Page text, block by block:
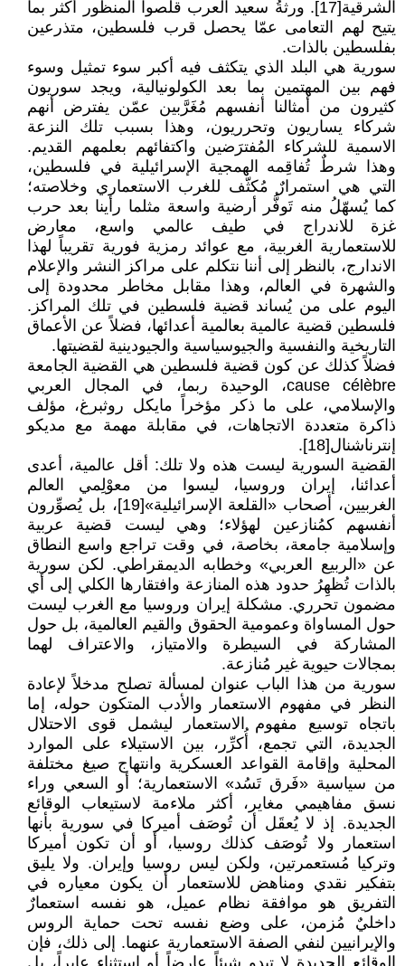
الشرقية[17]. ورثةُ سعيد العرب قلَّصوا المنظور أكثر بما
يتيح لهم التعامى عمّا يحصل قرب فلسطين، متذرعين
بفلسطين بالذات.
سورية هي البلد الذي يتكثف فيه أكبر سوء تمثيل وسوء
فهم بين المهتمين بما بعد الكولونيالية، ويجد سوريون
كثيرون من أمثالنا أنفسهم مُغَرَّبين عمّن يفترض أنهم
شركاء يساريون وتحرريون، وهذا بسبب تلك النزعة
الاسمية للشركاء المُفترَضين واكتفائهم بعلمهم القديم.
وهذا شرطٌ تُفاقِمه الهمجية الإسرائيلية في فلسطين،
التي هي استمرارٌ مُكثّف للغرب الاستعماري وخلاصته؛
كما يُسهّلُ منه تَوفُّر أرضية واسعة مثلما رأينا بعد حرب
غزة للاندراج في طيف عالمي واسع، معارض
للاستعمارية الغربية، مع عوائد رمزية فورية تقريباً لهذا
الاندارج، بالنظر إلى أننا نتكلم على مراكز النشر والإعلام
والشهرة في العالم، وهذا مقابل مخاطر محدودة إلى
اليوم على من يُساند قضية فلسطين في تلك المراكز.
فلسطين قضية عالمية بعالمية أعدائها، فضلاً عن الأعماق
التاريخية والنفسية والجيوسياسية والجيودينية لقضيتها.
فضلاً كذلك عن كون قضية فلسطين هي القضية الجامعة
cause célèbre، الوحيدة ربما، في المجال العربي
والإسلامي، على ما ذكر مؤخراً مايكل روثبرغ، مؤلف
ذاكرة متعددة الاتجاهات، في مقابلة مهمة مع مديكو
إنترناشنال[18].
القضية السورية ليست هذه ولا تلك: أقل عالمية، أعدى
أعدائنا، إيران وروسيا، ليسوا من معوْلِمي العالم
الغربيين، أصحاب «القلعة الإسرائيلية»[19]، بل يُصوِّرون
أنفسهم كمُنازعين لهؤلاء؛ وهي ليست قضية عربية
وإسلامية جامعة، بخاصة، في وقت تراجع واسع النطاق
عن «الربيع العربي» وخطابه الديمقراطي. لكن سورية
بالذات تُظهِرُ حدود هذه المنازعة وافتقارها الكلي إلى أي
مضمون تحرري. مشكلة إيران وروسيا مع الغرب ليست
حول المساواة وعمومية الحقوق والقيم العالمية، بل حول
المشاركة في السيطرة والامتياز، والاعتراف لهما
بمجالات حيوية غير مُنازعة.
سورية من هذا الباب عنوان لمسألة تصلح مدخلاً لإعادة
النظر في مفهوم الاستعمار والأدب المتكون حوله، إما
باتجاه توسيع مفهوم الاستعمار ليشمل قوى الاحتلال
الجديدة، التي تجمع، أُكرِّر، بين الاستيلاء على الموارد
المحلية وإقامة القواعد العسكرية وانتهاج صيغ مختلفة
من سياسية «فَرق تَسُد» الاستعمارية؛ أو السعي وراء
نسق مفاهيمي مغاير، أكثر ملاءمة لاستيعاب الوقائع
الجديدة. إذ لا يُعقَل أن تُوصَف أميركا في سورية بأنها
استعمار ولا تُوصَف كذلك روسيا، أو أن تكون أميركا
وتركيا مُستعمرتين، ولكن ليس روسيا وإيران. ولا يليق
بتفكير نقدي ومناهض للاستعمار أن يكون معياره في
التفريق هو موافقة نظام عميل، هو نفسه استعمارٌ
داخليٌ مُزمن، على وضع نفسه تحت حماية الروس
والإيرانيين لنفي الصفة الاستعمارية عنهما. إلى ذلك، فإن